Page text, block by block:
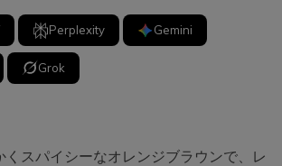
Perplexity Gemini
Grok
くスパイシーなオレンジブラウンで、レ